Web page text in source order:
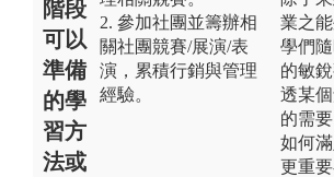
階段
可以
準備
的學
習方
法或
2. 參加社團並籌辦相
關社團競賽/展演/表
演，累積行銷與管理
經驗。
業之
學們
的敏
透某
的需
如何
更重